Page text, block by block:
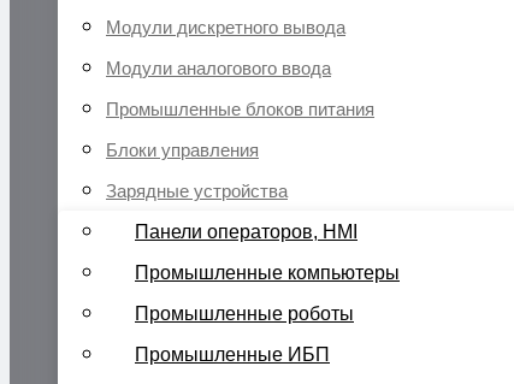
Модули дискретного вывода
Модули аналогового ввода
Промышленные блоков питания
Блоки управления
Зарядные устройства
Панели операторов, HMI
Промышленные компьютеры
Промышленные роботы
Промышленные ИБП